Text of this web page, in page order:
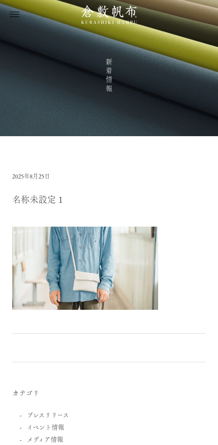
新着情報
2025年8月25日
名称未設定 1
カテゴリ
プレスリリース
イベント情報
メディア情報